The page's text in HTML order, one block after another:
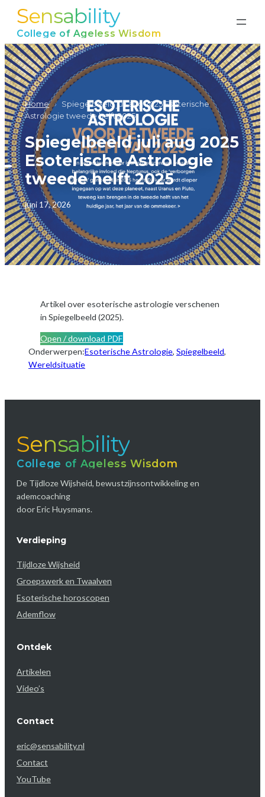
naar
inhoud
Sensability
College of Ageless Wisdom
Home ›
Spiegelbeeld juli aug 2025 Esoterische
Astrologie tweede helft 2025
Spiegelbeeld juli aug 2025
Esoterische Astrologie
tweede helft 2025
juni 17, 2026
Artikel over esoterische astrologie verschenen
in Spiegelbeeld (2025).
Open / download PDF
Onderwerpen:Esoterische Astrologie, Spiegelbeeld,
Wereldsituatie
Sensability
College of Ageless Wisdom
De Tijdloze Wijsheid, bewustzijnsontwikkeling en
ademcoaching
door Eric Huysmans.
Verdieping
Tijdloze Wijsheid
Groepswerk en Twaalven
Esoterische horoscopen
Ademflow
Ontdek
Artikelen
Video’s
Contact
eric@sensability.nl
Contact
YouTube